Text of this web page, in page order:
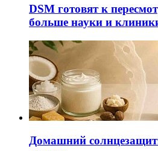
DSM готовят к
больше науки и
Домашний